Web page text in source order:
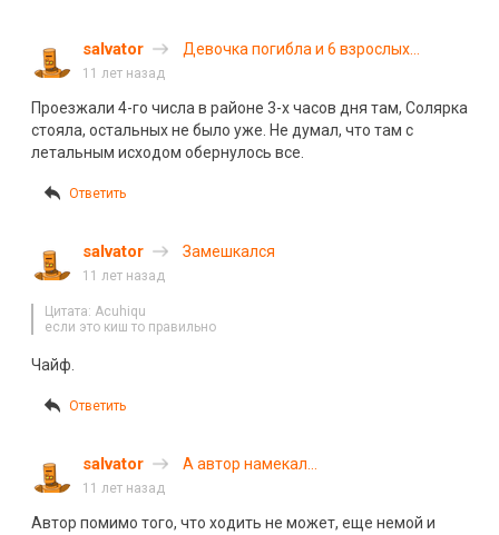
salvator
Девочка погибла и 6 взрослых
11 лет назад
Проезжали 4-го числа в районе 3-х часов дня там, Солярка
стояла, остальных не было уже. Не думал, что там с
летальным исходом обернулось все.
Ответить
salvator Замешкался
11 лет назад
Цитата: Acuhiqu
если это киш то правильно
Чайф.
Ответить
salvator А автор намекал…
11 лет назад
Автор помимо того, что ходить не может, еще немой и